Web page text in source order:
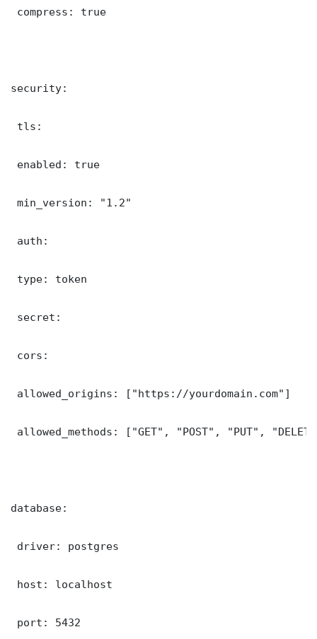
compress: true
security:
tls:
enabled: true
min_version: "1.2"
auth:
type: token
secret:
cors:
allowed_origins: ["https://yourdomain.com"]
allowed_methods: ["GET", "POST", "PUT",
database:
driver: postgres
host: localhost
port: 5432